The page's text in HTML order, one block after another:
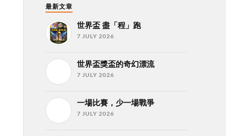
最新文章
世界盃 盡「程」跑
7 JULY 2026
世界盃獎盃的奇幻漂流
7 JULY 2026
一場比賽，少一場戰爭
7 JULY 2026